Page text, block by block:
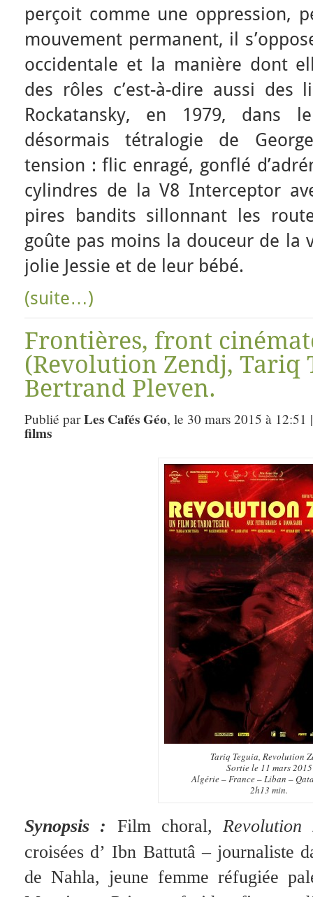
perçoit comme une oppression,
mouvement permanent, il
occidentale et la manière dont
des rôles c’est-à-dire aussi des
Rockatansky, en 1979, dans
désormais tétralogie de
tension : flic enragé, gonflé
cylindres de la V8 Interceptor
pires bandits sillonnant les
goûte pas moins la douceur de la
jolie Jessie et de leur bébé.
(suite…)
Frontières, front
(Revolution Zendj, Tariq
Bertrand Pleven.
Publié parLes Cafés Géo, le 30 mars 2015 à
films
Tariq Teguia, Revolution
Sortie le 11 mars 2015
Algérie – France – Liban –
2h13 min.
Synopsis : Film choral, Revolution
croisées d’ Ibn Battutâ – journaliste
de Nahla, jeune femme réfugiée